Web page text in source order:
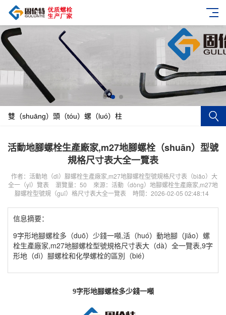
活動地腳螺栓生產廠家,m27地腳螺栓（shuān）型號
規格尺寸表大全一覽表
作者：活動地（dì）腳螺栓生產廠家,m27地腳螺栓型號規格尺寸表（biǎo）大
全一（yī）覽表
瀏覽量：50
來源：活動（dòng）地腳螺栓生產廠家,m27地
腳螺栓型號規（guī）格尺寸表大全一覽表
時間：2026-02-05 02:48:14
信息摘要：
9字形地腳螺栓多（duō）少錢一噸,活（huó）動地腳（jiǎo）螺
栓生產廠家,m27地腳螺栓型號規格尺寸表大（dà）全一覽表,9字
形地（dì）腳螺栓和化學螺栓的區別（bié）
9字形地腳螺栓多少錢一噸